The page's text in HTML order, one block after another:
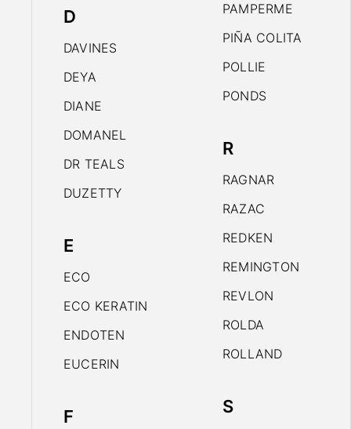
D
DAVINES
DEYA
DIANE
DOMANEL
DR TEALS
DUZETTY
E
ECO
ECO KERATIN
ENDOTEN
EUCERIN
F
PAMPERME
PIÑA COLITA
POLLIE
PONDS
R
RAGNAR
RAZAC
REDKEN
REMINGTON
REVLON
ROLDA
ROLLAND
S